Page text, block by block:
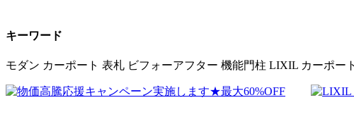
キーワード
モダン カーポート 表札 ビフォーアフター 機能門柱 LIXIL カーポー